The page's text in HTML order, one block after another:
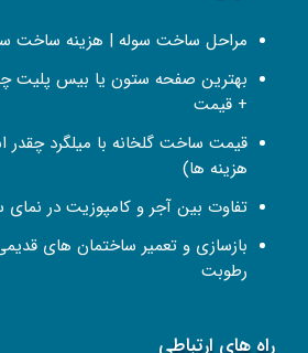
مراحل ساخت سوله | هزینه ساخت سوله
بهترین صفحه ستون یا بیس پلیت
+ قیمت
قیمت ساخت گلخانه با میلگرد
هزینه ها)
تفاوت بین آجر و کامپوزیت در نمای
بازسازی و تعمیر ساختمان‌ های
رطوبت
راه های ارتباطی